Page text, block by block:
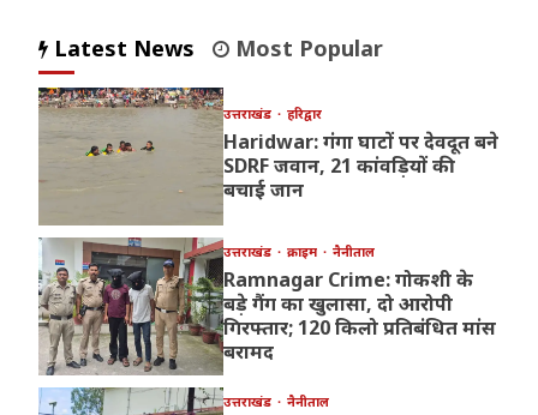
Latest News Most Popular
उत्तराखंड हरिद्वार
Haridwar: गंगा घाटों पर देवदूत बने
SDRF जवान, 21 कांवड़ियों की
बचाई जान
उत्तराखंड क्राइम नैनीताल
Ramnagar Crime: गोकशी के
बड़े गैंग का खुलासा, दो आरोपी
गिरफ्तार; 120 किलो प्रतिबंधित मांस
बरामद
उत्तराखंड नैनीताल